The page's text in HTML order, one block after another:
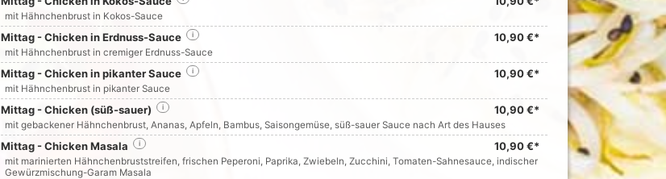
mit Hähnchenbrust in Kokos-Sauce
Mittag - Chicken in Erdnuss-Sauce 10,90 €*
i
mit Hähnchenbrust in cremiger Erdnuss-Sauce
Mittag - Chicken in pikanter Sauce 10,90 €*
i
mit Hähnchenbrust in pikanter Sauce
Mittag - Chicken (süß-sauer) 10,90 €*
i
mit gebackener Hähnchenbrust, Ananas, Apfeln, Bambus, Saisongemüse, süß-sauer Sauce nach Art des Hauses
Mittag - Chicken Masala 10,90 €*
i
mit marinierten Hähnchenbruststreifen, frischen Peperoni, Paprika, Zwiebeln, Zucchini, Tomaten-Sahnesauce, indischer
Gewürzmischung-Garam Masala